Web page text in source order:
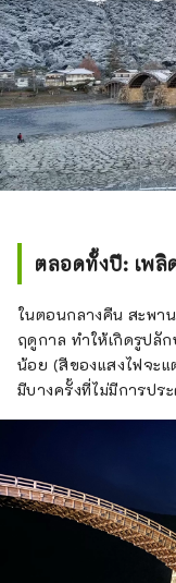
ตลอดทั้งปี: เพลิ
ในตอนกลางคืน สะพา
ฤดูกาล ทำให้เกิดรูปลั
น้อย (สีของแสงไฟจะ
มีบางครั้งที่ไม่มีการปร